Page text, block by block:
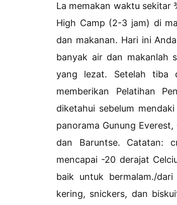
La memakan waktu sekitar
High Camp (2-3 jam) di
dan makanan. Hari ini
banyak air dan makanlah
yang lezat. Setelah tiba
memberikan Pelatihan
diketahui sebelum
panorama Gunung
dan Baruntse. Catatan:
mencapai -20 derajat
baik untuk bermalam./
kering, snickers, dan